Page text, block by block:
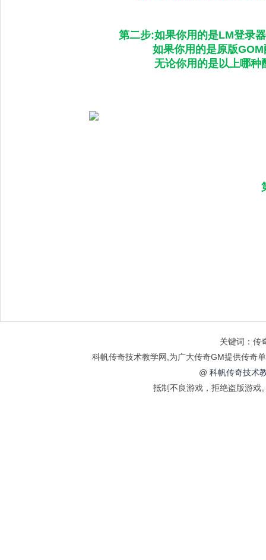
第二步:如果你用的是LM登录
如果你用的是原版GOM
无论你用的是以上哪种配
关键词：传
科帆传奇技术教学网,为广大传奇GM提供传奇
@ 科帆传奇技术
抵制不良游戏，拒绝盗版游戏